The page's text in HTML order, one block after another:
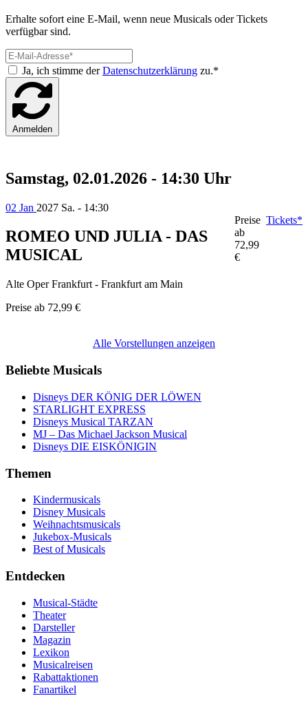
Erhalte sofort eine E-Mail, wenn neue Musicals oder Tickets
verfügbar sind.
Ja, ich stimme derDatenschutzerklärung zu.*
Anmelden
Samstag, 02.01.2026 - 14:30 Uhr
02 Jan 2027 Sa. - 14:30
ROMEO UND JULIA - DAS
MUSICAL
Alte Oper Frankfurt - Frankfurt am Main
Preise ab 72,99 €
Preise
ab
72,99
€
Tickets*
Alle Vorstellungen anzeigen
Beliebte Musicals
Disneys DER KÖNIG DER LÖWEN
STARLIGHT EXPRESS
Disneys Musical TARZAN
MJ – Das Michael Jackson Musical
Disneys DIE EISKÖNIGIN
Themen
Kindermusicals
Disney Musicals
Weihnachtsmusicals
Jukebox-Musicals
Best of Musicals
Entdecken
Musical-Städte
Theater
Darsteller
Magazin
Lexikon
Musicalreisen
Rabattaktionen
Fanartikel